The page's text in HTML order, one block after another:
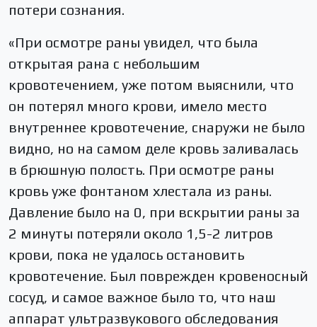
потери сознания.
«При осмотре раны увидел, что была
открытая рана с небольшим
кровотечением, уже потом выяснили, что
он потерял много крови, имело место
внутреннее кровотечение, снаружи не было
видно, но на самом деле кровь заливалась
в брюшную полость. При осмотре раны
кровь уже фонтаном хлестала из раны.
Давление было на 0, при вскрытии раны за
2 минуты потеряли около 1,5-2 литров
крови, пока не удалось остановить
кровотечение. Был поврежден кровеносный
сосуд, и самое важное было то, что наш
аппарат ультразвукового обследования